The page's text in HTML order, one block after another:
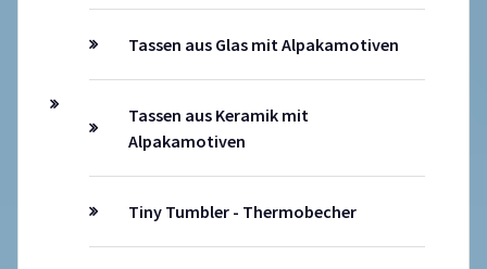
Tassen aus Glas mit Alpakamotiven
Tassen aus Keramik mit
Alpakamotiven
Tiny Tumbler - Thermobecher